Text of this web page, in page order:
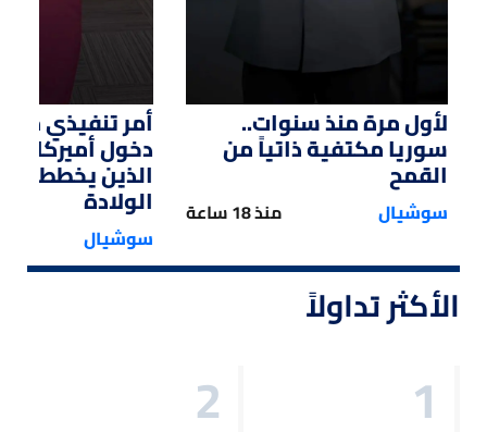
لأول مرة منذ سنوات..
سوريا مكتفية ذاتياً من
القمح
سوشيال منذ 18 ساعة
أمر تنفيذي من
دخول أميركا
الذين يخططون
الولادة
سوشيال
الأكثر تداولاً